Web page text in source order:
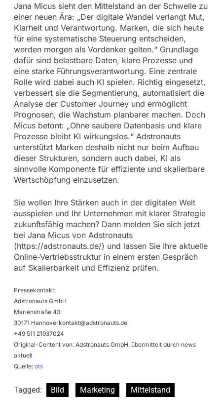
Jana Micus sieht den Mittelstand an der Schwelle zu
einer neuen Ära: „Der digitale Wandel verlangt Mut,
Klarheit und Verantwortung. Marken, die sich heute
für eine systematische Steuerung entscheiden,
werden morgen als Vordenker gelten.“ Grundlage
dafür sind belastbare Daten, klare Prozesse und
eine starke Führungsverantwortung. Eine zentrale
Rolle wird dabei auch KI spielen. Richtig eingesetzt,
verbessert sie die Segmentierung, automatisiert die
Analyse der Customer Journey und ermöglicht
Prognosen, die Wachstum planbarer machen. Doch
Micus betont: „Ohne saubere Datenbasis und klare
Prozesse bleibt KI wirkungslos.“ Adstronauts
unterstützt Marken deshalb nicht nur beim Aufbau
dieser Strukturen, sondern auch dabei, KI als
sinnvolle Komponente für effiziente und skalierbare
Wertschöpfung einzusetzen.
Sie wollen Ihre Stärken auch in der digitalen Welt
ausspielen und Ihr Unternehmen mit klarer Strategie
zukunftsfähig machen? Dann melden Sie sich jetzt
bei Jana Micus von Adstronauts
(https://adstronauts.de/) und lassen Sie Ihre aktuelle
Online-Vertriebsstruktur in einem ersten Gespräch
auf Skalierbarkeit und Effizienz prüfen.
Pressekontakt:
Adstronauts GmbH
Marienstraße 43
30171 Hannoverkontakt@adstronauts.de
+49 511 21937024
Original-Content von: Adstronauts GmbH, übermittelt durch news
aktuell
Quelle: ots
Tagged: Bild Marketing Mittelstand